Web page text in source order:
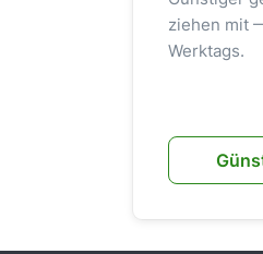
ziehen mit
Werktags.